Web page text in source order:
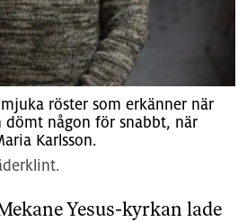
röster som erkänner när
dömt någon för snabbt, när
Karlsson.
Yesus-kyrkan lade